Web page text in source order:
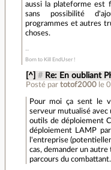
aussi la plateforme est
sans possibilité
programmes et autres
choses.
Born to Kill EndUser !
[^] # Re: En oubliant
Posté par totof2000 le
Pour moi ça sent le
serveur mutualisé avec
outils de déploiement
déploiement LAMP
l'entreprise
cas, demander un
parcours du combattant.